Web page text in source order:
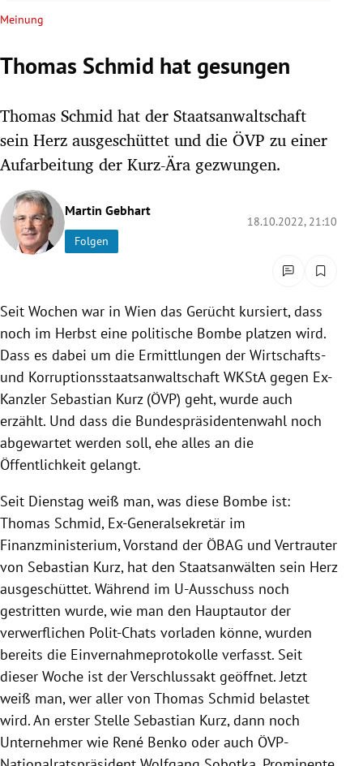
Untermenü
Untermenü
Untermenü
Untermenü
Untermenü
Untermenü
Untermenü
Meinung
Thomas Schmid hat gesungen
Thomas Schmid hat der Staatsanwaltschaft
sein Herz ausgeschüttet und die ÖVP zu einer
Aufarbeitung der Kurz-Ära gezwungen.
Martin Gebhart
Folgen
18.10.2022, 21:10
Seit Wochen war in Wien das Gerücht kursiert, dass
noch im Herbst eine politische Bombe platzen wird.
Dass es dabei um die Ermittlungen der Wirtschafts-
und Korruptionsstaatsanwaltschaft WKStA gegen Ex-
Kanzler Sebastian Kurz (ÖVP) geht, wurde auch
erzählt. Und dass die Bundespräsidentenwahl noch
abgewartet werden soll, ehe alles an die
Öffentlichkeit gelangt.
Seit Dienstag weiß man, was diese Bombe ist:
Thomas Schmid, Ex-Generalsekretär im
Finanzministerium, Vorstand der ÖBAG und Vertrauter
von Sebastian Kurz, hat den Staatsanwälten sein Herz
ausgeschüttet. Während im U-Ausschuss noch
gestritten wurde, wie man den Hauptautor der
verwerflichen Polit-Chats vorladen könne, wurden
bereits die Einvernahmeprotokolle verfasst. Seit
dieser Woche ist der Verschlussakt geöffnet. Jetzt
weiß man, wer aller von Thomas Schmid belastet
wird. An erster Stelle Sebastian Kurz, dann noch
Unternehmer wie René Benko oder auch ÖVP-